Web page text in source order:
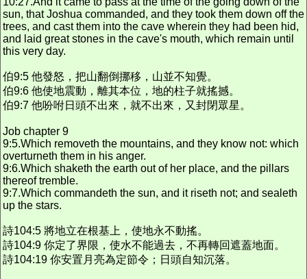
sun, that Joshua commanded, and they took them down off the
trees, and cast them into the cave wherein they had been hid,
and laid great stones in the cave's mouth, which remain until
this very day.
伯9:5 他發怒，把山翻倒挪移，山並不知覺。
伯9:6 他使地震動，離其本位，地的柱子就搖撼。
伯9:7 他吩咐日頭不出來，就不出來，又封閉眾星。
Job chapter 9
9:5.Which removeth the mountains, and they know not: which
overturneth them in his anger.
9:6.Which shaketh the earth out of her place, and the pillars
thereof tremble.
9:7.Which commandeth the sun, and it riseth not; and sealeth
up the stars.
詩104:5 將地立在根基上，使地永不動搖。
詩104:9 你定了界限，使水不能過去，不再轉回遮蓋地面。
詩104:19 你安置月亮為定節令；日頭自知沉落。